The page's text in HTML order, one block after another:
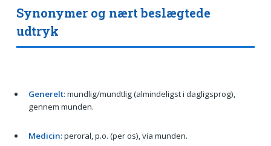
Synonymer og nært beslægtede
udtryk
Generelt:mundlig/mundtlig (almindeligst i dagligsprog),
gennem munden.
Medicin:peroral, p.o. (per os), via munden.